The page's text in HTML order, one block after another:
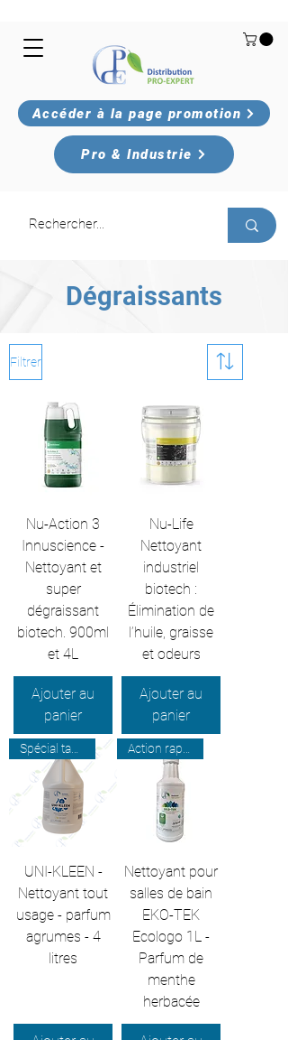
Accéder à la page promotion
Pro & Industrie
Dégraissants
Filtrer
Nu-Action 3
Innuscience -
Nettoyant et
super
dégraissant
biotech. 900ml
et 4L
Ajouter au
panier
Nu-Life
Nettoyant
industriel
biotech :
Élimination de
l’huile, graisse
et odeurs
Ajouter au
panier
UNI-KLEEN -
Nettoyant tout
usage - parfum
agrumes - 4
litres
Nettoyant pour
salles de bain
EKO-TEK
Ecologo 1L -
Parfum de
menthe
herbacée